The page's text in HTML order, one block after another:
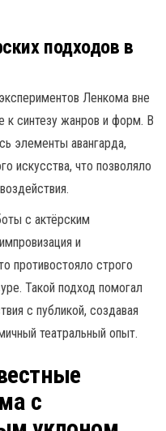
подходов в
Ленкома вне
синтезу жанров и форм. В
элементы авангарда,
искусства, что позволяло
с актёрским
и
противостояло строго
Такой подход помогал
с публикой, создавая
театральный опыт.
с